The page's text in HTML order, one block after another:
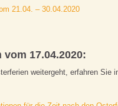
21.04. – 30.04.2020
17.04.2020:
weitergeht, erfahren Sie